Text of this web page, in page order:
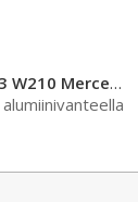
Muu Merkki W 208 W 203 W210 Mercedes Benz